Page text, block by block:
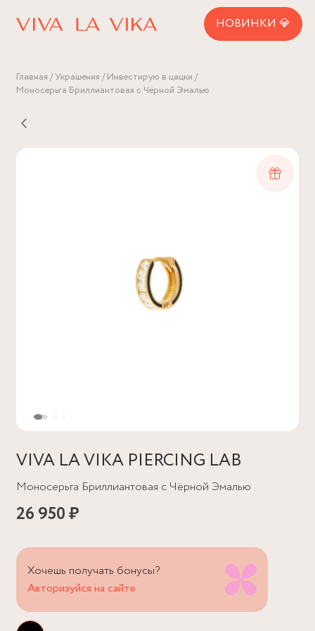
НОВИНКИ 💎
Главная Украшения
Инвестирую в цацки
Моносерьга Бриллиантовая с Чёрной Эмалью
VIVA LA VIKA PIERCING LAB
Моносерьга Бриллиантовая с Чёрной Эмалью
26 950 ₽
Хочешь получать бонусы?
Авторизуйся на сайте